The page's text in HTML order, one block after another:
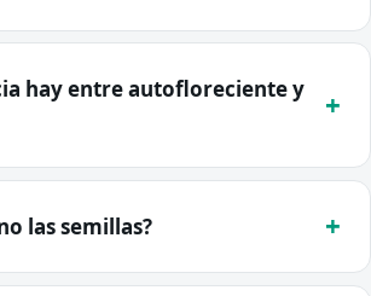
hay entre autofloreciente y
las semillas?